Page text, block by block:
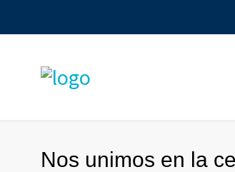
Nos unimos en la